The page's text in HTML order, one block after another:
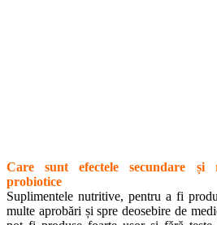
Care sunt efectele secundare și
probiotice
Suplimentele nutritive, pentru a fi
multe aprobări și spre deosebire de